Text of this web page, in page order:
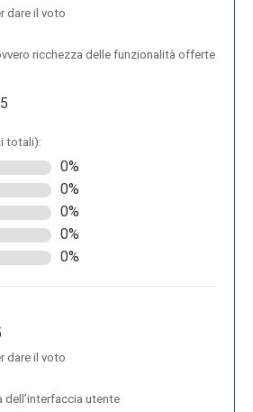
proprio foglio Google è stato
dedicata a “make a
l’URL copiato nella barra
numero 3, come nella
dare il voto
ricchezza delle funzionalità offerte
totali):
0%
0%
0%
0%
0%
dare il voto
dell’interfaccia utente